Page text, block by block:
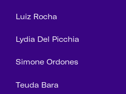
Luiz Rocha
Lydia Del Picchia
Simone Ordones
Teuda Bara